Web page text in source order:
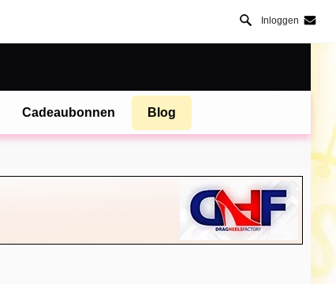
Inloggen
Cadeaubonnen Blog